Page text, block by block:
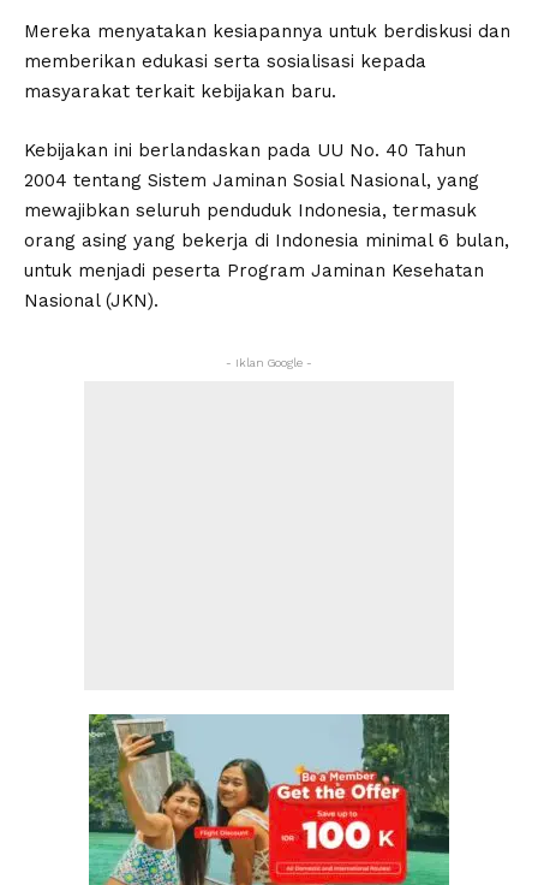
Mereka menyatakan kesiapannya untuk berdiskusi dan
memberikan edukasi serta sosialisasi kepada
masyarakat terkait kebijakan baru.
Kebijakan ini berlandaskan pada UU No. 40 Tahun
2004 tentang Sistem Jaminan Sosial Nasional, yang
mewajibkan seluruh penduduk Indonesia, termasuk
orang asing yang bekerja di Indonesia minimal 6 bulan,
untuk menjadi peserta Program Jaminan Kesehatan
Nasional (JKN).
- Iklan Google -